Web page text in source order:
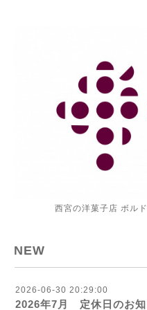
西宮の洋菓子店 ボル
NEW
2026-06-30 20:29:00
2026年7月 定休日のお知